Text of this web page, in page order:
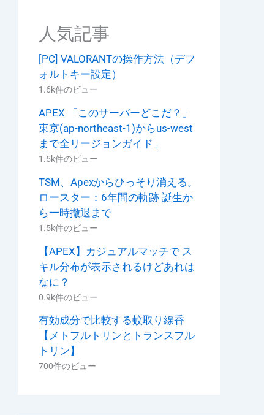
人気記事
[PC] VALORANTの操作方法（デフ
ォルトキー設定）
1.6k件のビュー
APEX 「このサーバーどこだ？」
東京(ap-northeast-1)からus-west
まで全リージョンガイド」
1.5k件のビュー
TSM、Apexからひっそり消える。
ロースター：6年間の軌跡 誕生か
ら一時撤退まで
1.5k件のビュー
【APEX】カジュアルマッチで ス
キル分布が表示されるけどあれは
なに？
0.9k件のビュー
有効成分で比較する蚊取り線香
【メトフルトリンとトランスフル
トリン】
700件のビュー